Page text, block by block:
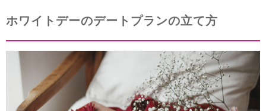
ホワイトデーのデートプランの立て方